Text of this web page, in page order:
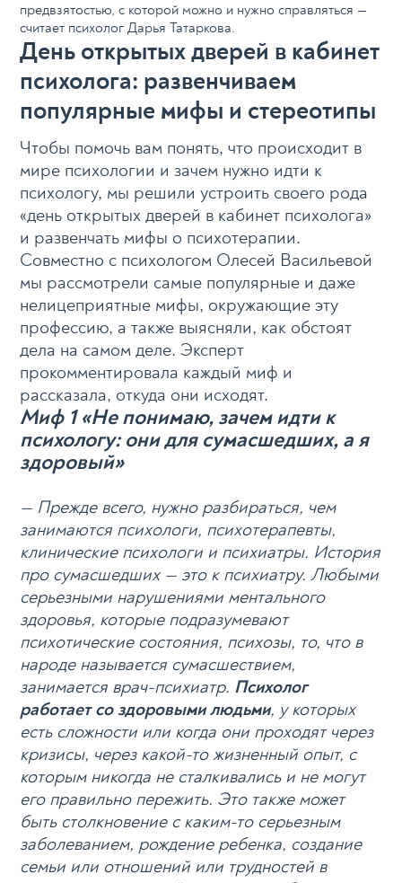
предвзятостью, с которой можно и нужно справляться —
считает психолог Дарья Татаркова.
День открытых дверей в кабинет
психолога: развенчиваем
популярные мифы и стереотипы
Чтобы помочь вам понять, что происходит в
мире психологии и зачем нужно идти к
психологу, мы решили устроить своего рода
«день открытых дверей в кабинет психолога»
и развенчать мифы о психотерапии.
Совместно с психологом Олесей Васильевой
мы рассмотрели самые популярные и даже
нелицеприятные мифы, окружающие эту
профессию, а также выясняли, как обстоят
дела на самом деле. Эксперт
прокомментировала каждый миф и
рассказала, откуда они исходят.
Миф 1 «Не понимаю, зачем идти к
психологу: они для сумасшедших, а я
здоровый»
— Прежде всего, нужно разбираться, чем
занимаются психологи, психотерапевты,
клинические психологи и психиатры. История
про сумасшедших — это к психиатру. Любыми
серьезными нарушениями ментального
здоровья, которые подразумевают
психотические состояния, психозы, то, что в
народе называется сумасшествием,
занимается врач-психиатр. Психолог
работает со здоровыми людьми, у которых
есть сложности или когда они проходят через
кризисы, через какой-то жизненный опыт, с
которым никогда не сталкивались и не могут
его правильно пережить. Это также может
быть столкновение с каким-то серьезным
заболеванием, рождение ребенка, создание
семьи или отношений или трудностей в